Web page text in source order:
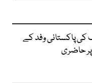
کی پاکستانی وفد کے
حاضری